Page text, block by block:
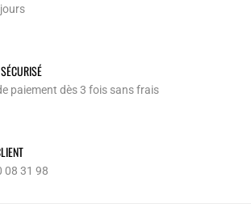
paiement dès 3 fois sans frais
08 31 98